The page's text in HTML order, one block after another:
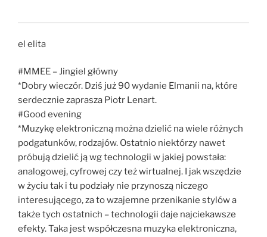
el elita
#MMEE – Jingiel główny
*Dobry wieczór. Dziś już 90 wydanie Elmanii na, które
serdecznie zaprasza Piotr Lenart.
#Good evening
*Muzykę elektroniczną można dzielić na wiele różnych
podgatunków, rodzajów. Ostatnio niektórzy nawet
próbują dzielić ją wg technologii w jakiej powstała:
analogowej, cyfrowej czy też wirtualnej. I jak wszędzie
w życiu tak i tu podziały nie przynoszą niczego
interesującego, za to wzajemne przenikanie stylów a
także tych ostatnich – technologii daje najciekawsze
efekty. Taka jest współczesna muzyka elektroniczna,